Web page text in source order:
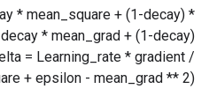
* mean_square + (1-decay) *
* mean_grad + (1-decay)
= Learning_rate * gradient /
+ epsilon - mean_grad ** 2)